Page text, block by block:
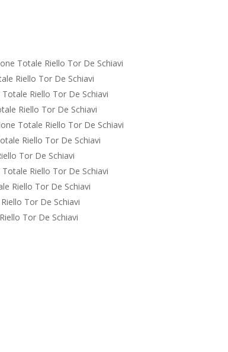
Totale Riello Tor De Schiavi
Riello Tor De Schiavi
Riello Tor De Schiavi
Riello Tor De Schiavi
Totale Riello Tor De Schiavi
Riello Tor De Schiavi
Tor De Schiavi
Riello Tor De Schiavi
Riello Tor De Schiavi
Tor De Schiavi
Tor De Schiavi